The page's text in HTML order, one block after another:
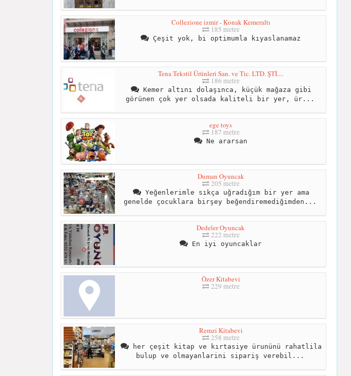
Collezione izmir - Konak Kemeraltı
185 metre
Çeşit yok, bi optimumla kıyaslanamaz
Tena Tekstil Ürünleri San. ve Tic. LTD. ŞTİ....
186 metre
Kemer altını dolaşınca, küçük mağaza gibi
görünen çok yer olsada kaliteli bir yer, ür...
ege toys
187 metre
Ne ararsan
Duman Oyuncak
205 metre
Yeğenlerimle sıkça uğradığım bir yer ama
genelde çocuklara birşey beğendiremediğimden...
Dedeler Oyuncak
222 metre
En iyi oyuncaklar
Özer Kitabevi
229 metre
Remzi Kitabevi
258 metre
her çeşit kitap ve kırtasiye ürunünü rahatlila
bulup ve olmayanlarini sipariş verebil...